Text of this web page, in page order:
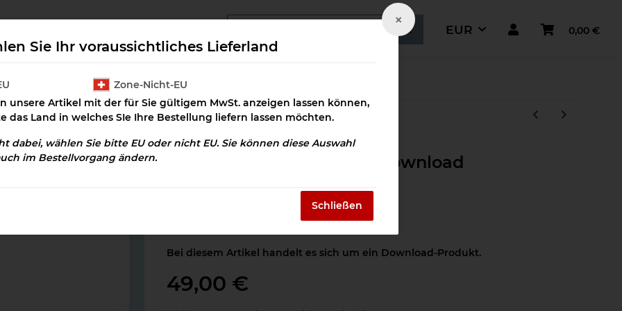
EUR 0,00 €
Straffung Bindegewebe Download
Straffung Bindegewebe Download
Bei diesem Artikel handelt es sich um ein Download-Produkt.
49,00 €
×
Sie Ihr voraussichtliches Lieferland
Zone-Nicht-EU
unsere Artikel mit der für Sie gültigem MwSt. anzeigen lassen können,
das Land in welches SIe Ihre Bestellung liefern lassen möchten.
dabei, wählen Sie bitte EU oder nicht EU. Sie können diese Auswahl
im Bestellvorgang ändern.
Schließen